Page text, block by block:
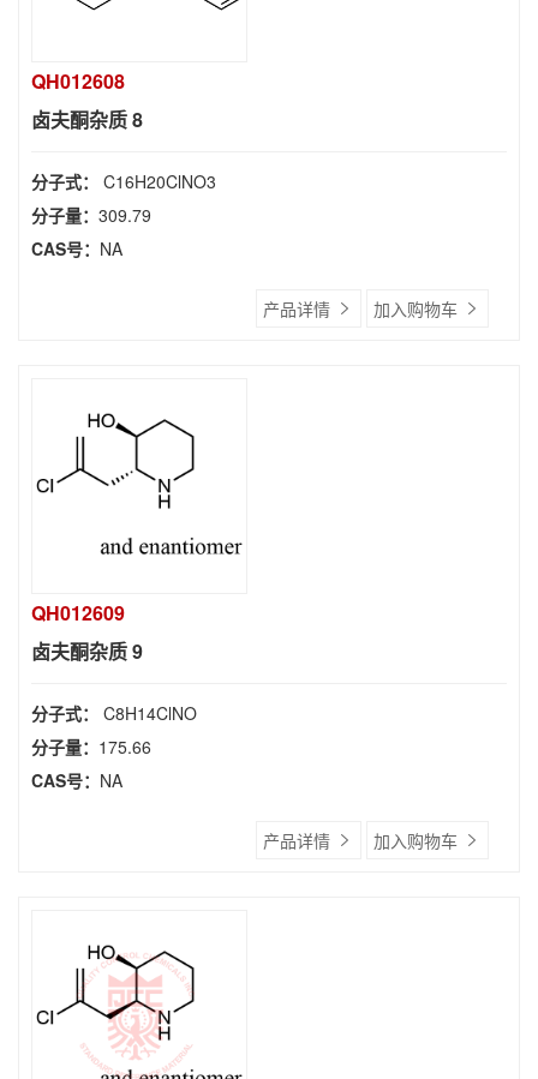
QH012608
卤夫酮杂质 8
分子式： C16H20ClNO3
分子量： 309.79
CAS号： NA
产品详情 加入购物车
QH012609
卤夫酮杂质 9
分子式： C8H14ClNO
分子量： 175.66
CAS号： NA
产品详情 加入购物车